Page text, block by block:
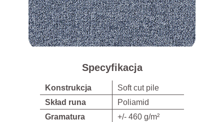
Specyfikacja
Konstrukcja
Soft cut pile
Skład runa
Poliamid
Gramatura
+/- 460 g/m²